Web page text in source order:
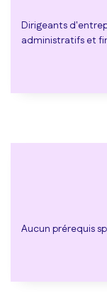
Dirigeants
administratifs et
Aucun prérequis